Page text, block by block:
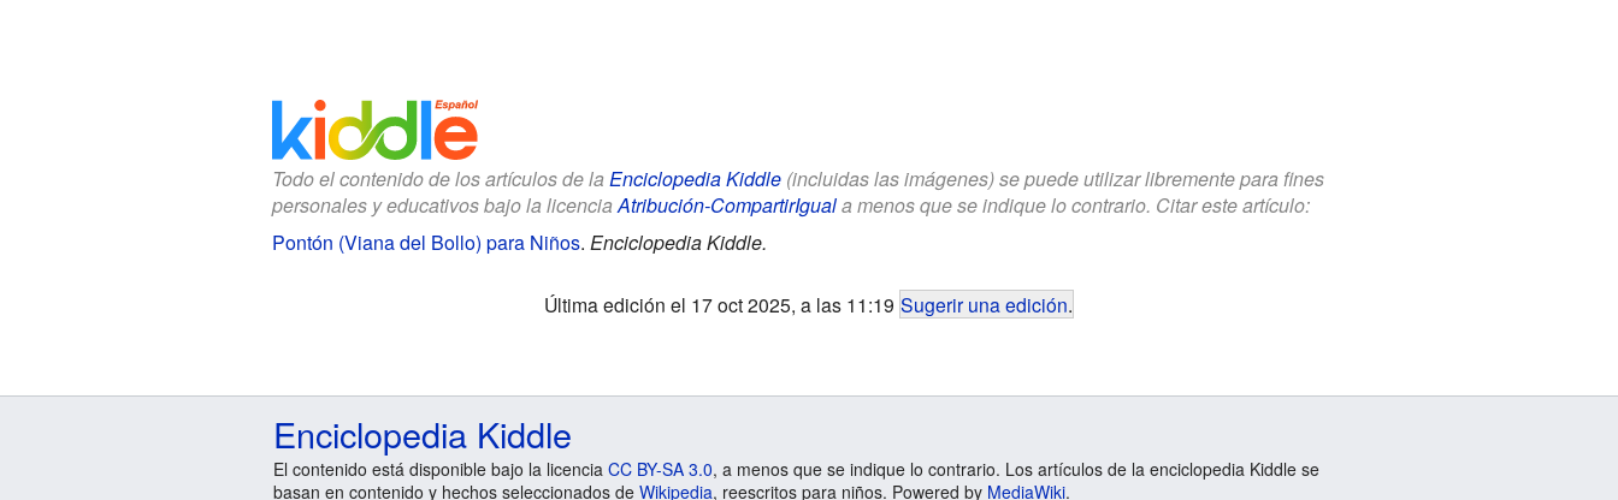
Todo el contenido de los artículos de la Enciclopedia Kiddle(incluidas las imágenes) se puede utilizar libremente para fines
personales y educativos bajo la licenciaAtribución-CompartirIguala menos que se indique lo contrario. Citar este artículo:
Pontón (Viana del Bollo) para Niños. Enciclopedia Kiddle.
Última edición el 17 oct 2025, a las 11:19 Sugerir una edición.
Enciclopedia Kiddle
El contenido está disponible bajo la licencia CC BY-SA 3.0, a menos que se indique lo contrario. Los artículos de la enciclopedia Kiddle se
basan en contenido y hechos seleccionados de Wikipedia, reescritos para niños. Powered by MediaWiki.